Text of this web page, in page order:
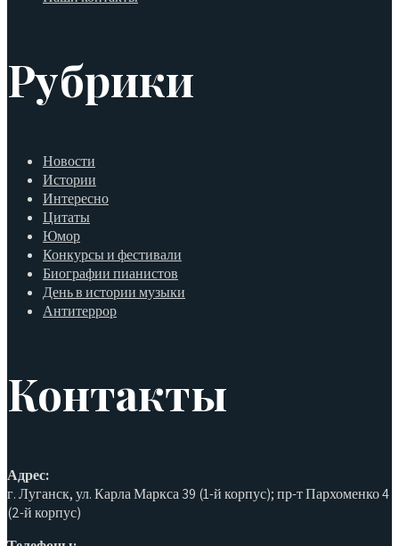
Рубрики
Новости
Истории
Интересно
Цитаты
Юмор
Конкурсы и фестивали
Биографии пианистов
День в истории музыки
Антитеррор
Контакты
Адрес:
г. Луганск, ул. Карла Маркса 39 (1-й корпус); пр-т Пархоменко 4
(2-й корпус)